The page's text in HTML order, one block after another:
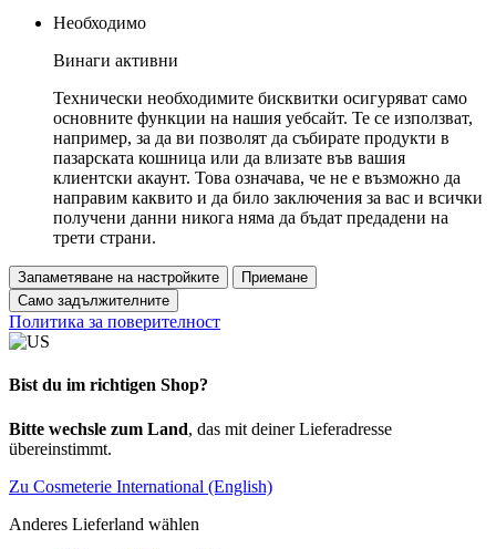
Необходимо
Винаги активни
Технически необходимите бисквитки осигуряват само
основните функции на нашия уебсайт. Те се използват,
например, за да ви позволят да събирате продукти в
пазарската кошница или да влизате във вашия
клиентски акаунт. Това означава, че не е възможно да
направим каквито и да било заключения за вас и всички
получени данни никога няма да бъдат предадени на
трети страни.
Запаметяване на настройките
Приемане
Само задължителните
Политика за поверителност
Bist du im richtigen Shop?
Bitte wechsle zum Land, das mit deiner Lieferadresse
übereinstimmt.
Zu Cosmeterie International (English)
Anderes Lieferland wählen